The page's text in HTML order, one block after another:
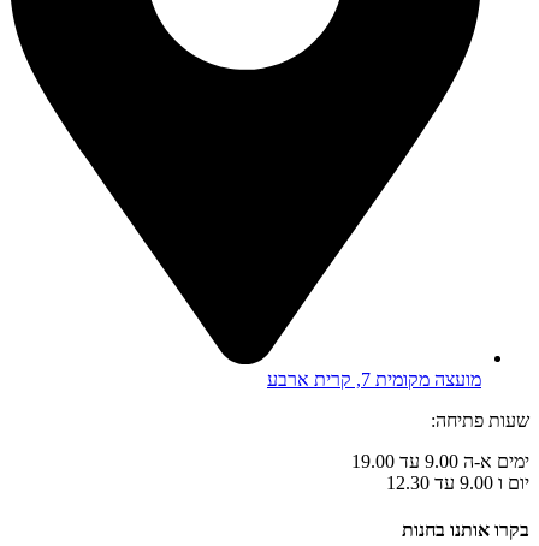
מועצה מקומית 7, קרית ארבע
שעות פתיחה:
ימים א-ה 9.00 עד 19.00
יום ו 9.00 עד 12.30
בקרו אותנו בחנות